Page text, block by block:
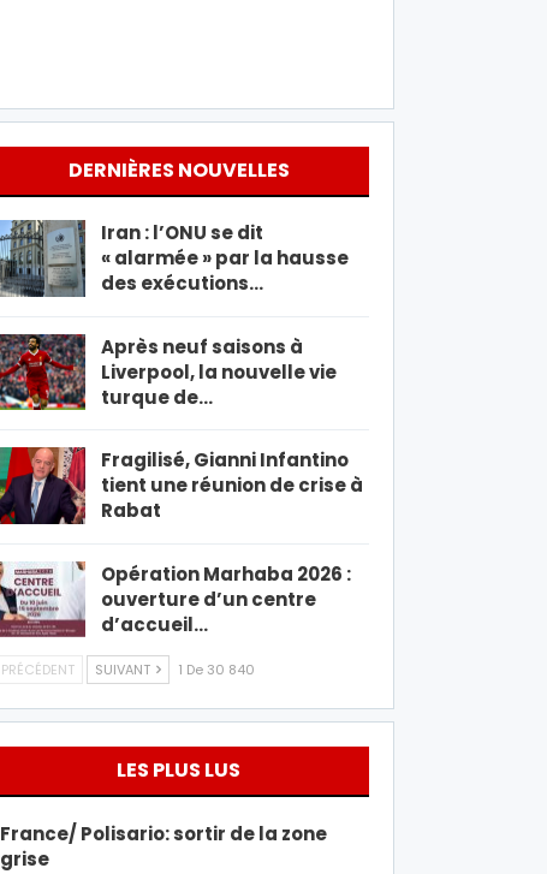
DERNIÈRES NOUVELLES
Iran : l’ONU se dit
« alarmée » par la hausse
des exécutions…
Après neuf saisons à
Liverpool, la nouvelle vie
turque de…
Fragilisé, Gianni Infantino
tient une réunion de crise à
Rabat
Opération Marhaba 2026 :
ouverture d’un centre
d’accueil…
PRÉCÉDENT SUIVANT 1 De 30 840
LES PLUS LUS
France/ Polisario: sortir de la zone
grise